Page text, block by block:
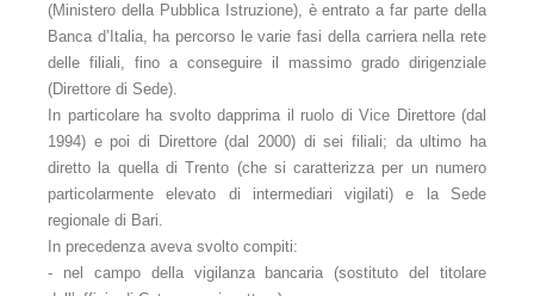
Elenco arbitri - Organigramma 2025
Consulenti Tecnici T.A.B.
Il presidente
Il Vice Presidente
Il segretario
La segreteria
(Ministero della Pubblica Istruzione), è entrato a far parte della
Banca d’Italia, ha percorso le varie fasi della carriera nella rete
delle filiali, fino a conseguire il massimo grado dirigenziale
(Direttore di Sede).
In particolare ha svolto dapprima il ruolo di Vice Direttore (dal
1994) e poi di Direttore (dal 2000) di sei filiali; da ultimo ha
diretto la quella di Trento (che si caratterizza per un numero
particolarmente elevato di intermediari vigilati) e la Sede
regionale di Bari.
In precedenza aveva svolto compiti:
- nel campo della vigilanza bancaria (sostituto del titolare